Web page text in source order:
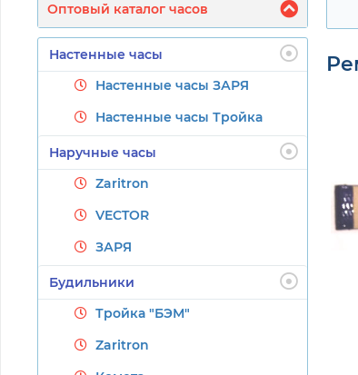
Оптовый каталог часов
Настенные часы
Настенные часы ЗАРЯ
Настенные часы Тройка
Наручные часы
Zaritron
VECTOR
ЗАРЯ
Будильники
Тройка "БЭМ"
Zaritron